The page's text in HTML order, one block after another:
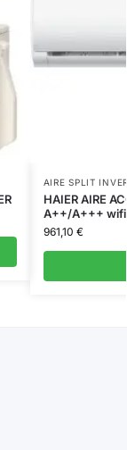
AIRE SPLIT
HAIER AIRE
A++/A+++ wifi
961,10 €